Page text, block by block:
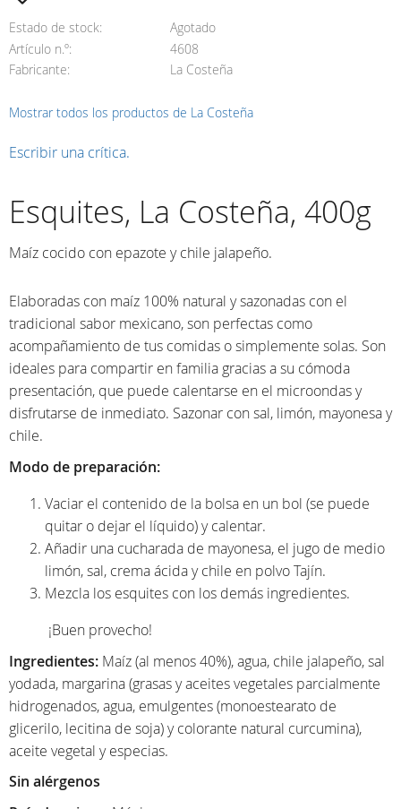
Estado de stock
Agotado
Artículo n.º
4608
Fabricante
La Costeña
Mostrar todos los productos de La Costeña
Escribir una crítica.
Esquites, La Costeña, 400g
Maíz cocido con epazote y chile jalapeño.
Elaboradas con maíz 100% natural y sazonadas con el
tradicional sabor mexicano, son perfectas como
acompañamiento de tus comidas o simplemente solas. Son
ideales para compartir en familia gracias a su cómoda
presentación, que puede calentarse en el microondas y
disfrutarse de inmediato. Sazonar con sal, limón, mayonesa y
chile.
Modo de preparación:
Vaciar el contenido de la bolsa en un bol (se puede
quitar o dejar el líquido) y calentar.
Añadir una cucharada de mayonesa, el jugo de medio
limón, sal, crema ácida y chile en polvo Tajín.
Mezcla los esquites con los demás ingredientes.
¡Buen provecho!
Ingredientes: Maíz (al menos 40%), agua, chile jalapeño, sal
yodada, margarina (grasas y aceites vegetales parcialmente
hidrogenados, agua, emulgentes (monoestearato de
glicerilo, lecitina de soja) y colorante natural curcumina),
aceite vegetal y especias.
Sin alérgenos